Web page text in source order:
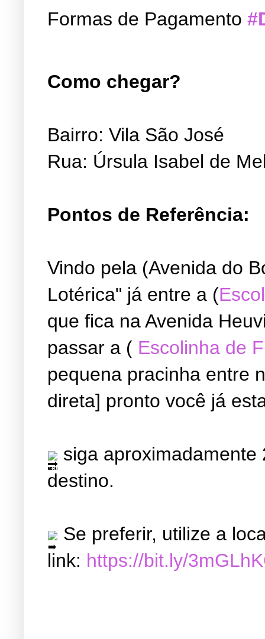
Formas de Pagamento
Como chegar?
Bairro: Vila São José
Rua: Úrsula Isabel de
Pontos de Referência:
Vindo pela (Avenida do
Lotérica" já entre a (
que fica na Avenida
passar a ( Escolinha de
pequena pracinha entre
direta] pronto você já
siga
destino.
Se preferir, utilize a
link: https://bit.ly/